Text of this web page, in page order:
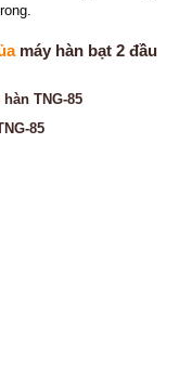
máy hàn bạt 2 đầu
TNG-85
85